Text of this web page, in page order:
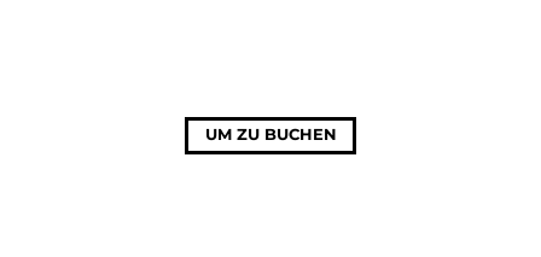
UM ZU BUCHEN